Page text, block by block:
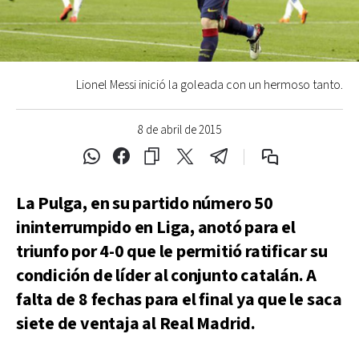
8 de abril de 2015
Lionel Messi inició la goleada con un hermoso tanto.
La Pulga, en su partido número 50
ininterrumpido en Liga, anotó para el
triunfo por 4-0 que le permitió ratificar su
condición de líder al conjunto catalán. A
falta de 8 fechas para el final ya que le saca
siete de ventaja al Real Madrid.